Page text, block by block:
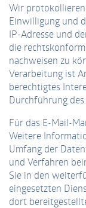
Wir
Einwilligung und
IP-Adresse und
die
nachweisen zu
Verarbeitung ist
berechtigtes
Durchführung
Für das E-Mail-
Weitere
Umfang der
und Verfahren
Sie in den
eingesetzten
dort